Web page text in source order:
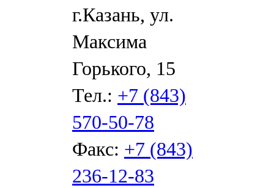
г.Казань, ул.
Максима
Горького, 15
Тел.: +7 (843)
570-50-78
Факс: +7 (843)
236-12-83